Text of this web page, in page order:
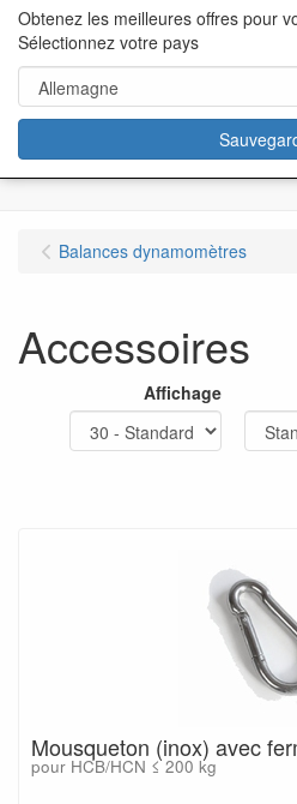
content="18/11/2025″/>
Balances dynamomètres
Accessoires
Affichage
Mousqueton (inox) avec
pour HCB/HCN ≤ 200 kg
Obtenez les meilleures offres pour
Sélectionnez votre pays